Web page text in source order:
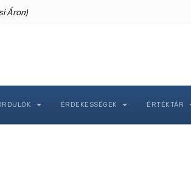
Áron)
ÉRDEKESSÉGEK ÉRTÉKTÁR